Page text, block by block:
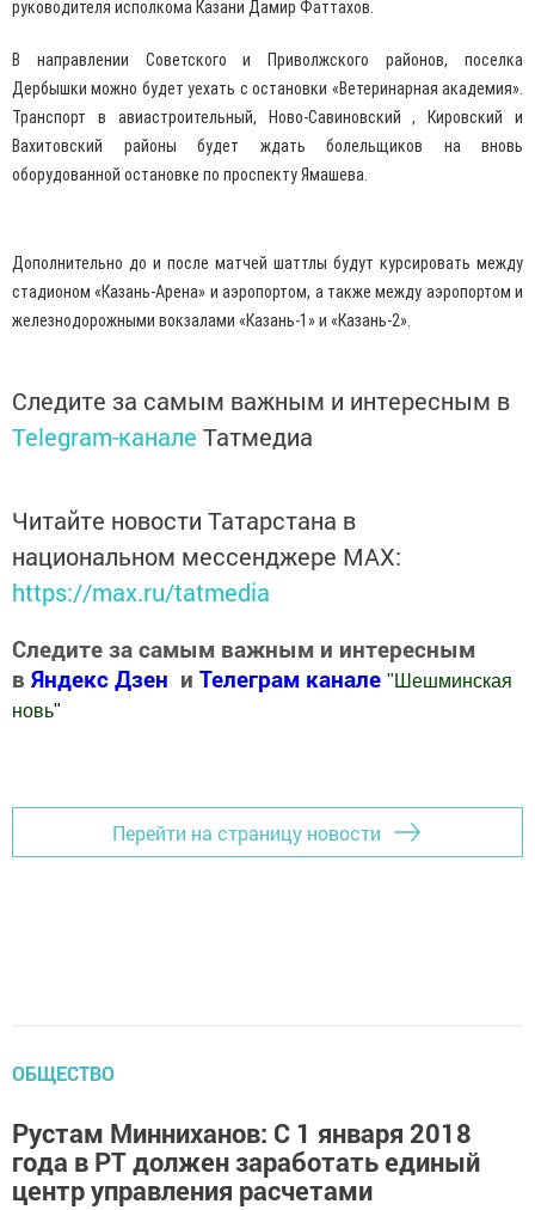
руководителя исполкома Казани Дамир Фаттахов.
В направлении Советского и Приволжского районов, поселка
Дербышки можно будет уехать с остановки «Ветеринарная академия».
Транспорт в авиастроительный, Ново-Савиновский , Кировский и
Вахитовский районы будет ждать болельщиков на вновь
оборудованной остановке по проспекту Ямашева.
Дополнительно до и после матчей шаттлы будут курсировать между
стадионом «Казань-Арена» и аэропортом, а также между аэропортом и
железнодорожными вокзалами «Казань-1» и «Казань-2».
Следите за самым важным и интересным в
Telegram-канале Татмедиа
Читайте новости Татарстана в
национальном мессенджере MАХ:
https://max.ru/tatmedia
Следите за самым важным и интересным
в Яндекс Дзен и Телеграм канале "Шешминская
новь"
Перейти на страницу новости
ОБЩЕСТВО
Рустам Минниханов: С 1 января 2018
года в РТ должен заработать единый
центр управления расчетами